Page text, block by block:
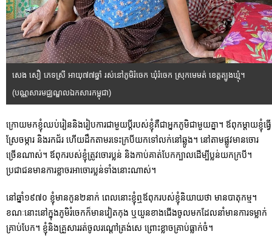
សេង សឿ ភេទស្រី អាយុ៧៧ឆ្នាំ រស់នៅភូមិរំចេក ឃុំរំចេក ស្រុកមេមត់ ខេត្តត្បូងឃ្មុំ។
(បណ្ណសារមជ្ឈណ្ឌលឯកសារកម្ពុជា)
ក្រោយមកខ្ញុំឈប់រៀននិងរៀបការជាមួយប្ដីរបស់ខ្ញុំគឺជាអ្នកភូមិជាមួយគ្នា។ ឪពុកម្ដាយខ្ញុំធ្វើ
ស្រែចម្ការ និងរកជ័រ ហើយដឹកតាមរទេះក្របីយកទៅលក់នៅឆ្លូង។ នៅតាមផ្លូវមានចោរ
ច្រើនណាស់។ ឪពុករបស់ខ្ញុំត្រូវចោរប្លន់ និងកាប់គាត់បែកក្បាលដើម្បីប្លន់យកក្របី។
ប្រជាជនមានការខ្លាចរអាចោរប្លន់ទាំងនោះណាស់។
នៅឆ្នាំ១៩៧០ ខ្ញុំមានកូន២នាក់ ពេលនោះខ្ញុំឮឪពុករបស់ខ្ញុំនិយាយថា មានបាតុកម្ម។
ខណៈនោះនៅក្នុងភូមិរំចេកក៏មានវៀតកុង ឬយួនខាងជើងចូលមកដែលនាំមានការទម្លាក់
គ្រាប់បែក។ ខ្ញុំនិងគ្រួសាររត់ចូលរណ្ដៅត្រង់សេ ព្រោះខ្លាចគ្រាប់ធ្លាក់ចំ។